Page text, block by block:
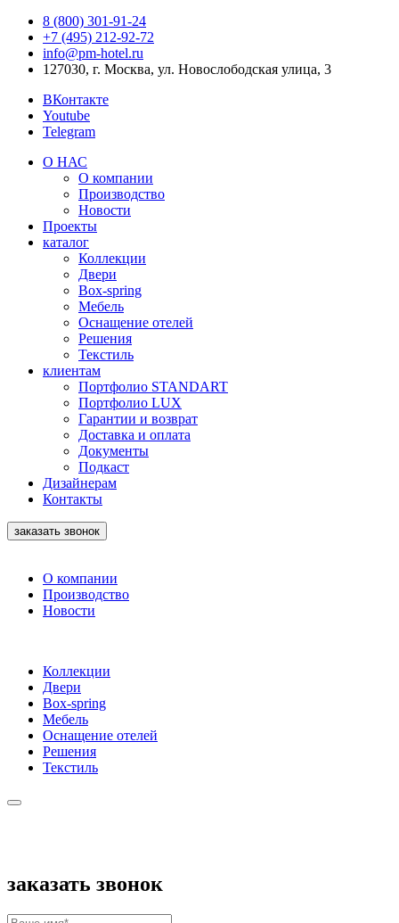
8 (800) 301‑91‑24
+7 (495) 212‑92‑72
info@pm-hotel.ru
127030, г. Москва, ул. Новослободская улица, 3
ВКонтакте
Youtube
Telegram
О НАС
О компании
Производство
Новости
Проекты
каталог
Коллекции
Двери
Box-spring
Мебель
Оснащение отелей
Решения
Текстиль
клиентам
Портфолио STANDART
Портфолио LUX
Гарантии и возврат
Доставка и оплата
Документы
Подкаст
Дизайнерам
Контакты
заказать звонок
О компании
Производство
Новости
Коллекции
Двери
Box-spring
Мебель
Оснащение отелей
Решения
Текстиль
заказать звонок